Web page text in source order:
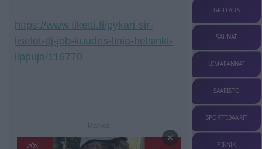
https://www.tiketti.fi/pykari-sir-
liselot-dj-job-kuudes-linja-helsinki-
lippuja/116770
— Mainos —
×
GRILLAUS
SAUNAT
UIMARANNAT
SAARISTO
SPORTTIBAARIT
PIKNIK